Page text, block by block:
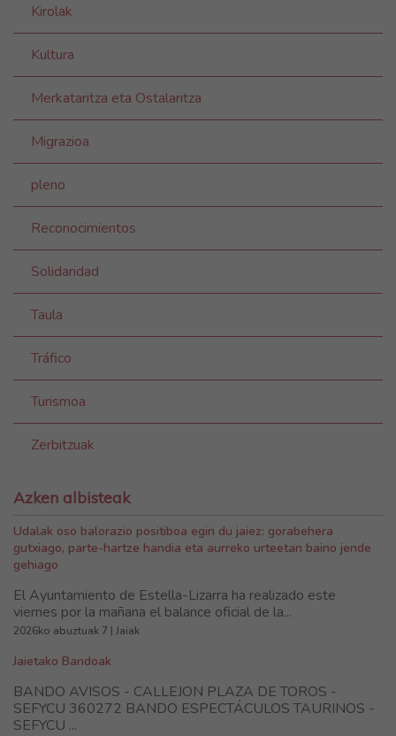
Kirolak
Kultura
Merkataritza eta Ostalaritza
Migrazioa
pleno
Reconocimientos
Solidaridad
Taula
Tráfico
Turismoa
Zerbitzuak
Azken albisteak
Udalak oso balorazio positiboa egin du jaiez: gorabehera
gutxiago, parte-hartze handia eta aurreko urteetan baino jende
gehiago
El Ayuntamiento de Estella-Lizarra ha realizado este
viernes por la mañana el balance oficial de la...
2026ko abuztuak 7 | Jaiak
Jaietako Bandoak
BANDO AVISOS - CALLEJON PLAZA DE TOROS -
SEFYCU 360272 BANDO ESPECTÁCULOS TAURINOS -
SEFYCU ...